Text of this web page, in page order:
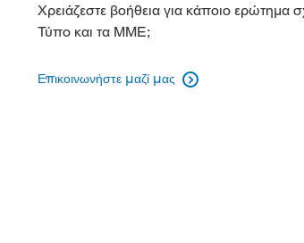
Χρειάζεστε βοήθεια για κάποιο ερώτημα
Τύπο και τα ΜΜΕ;
Επικοινωνήστε μαζί μας 